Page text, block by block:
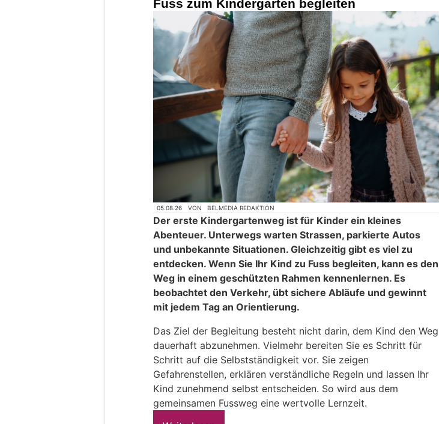
Fuss zum Kindergarten begleiten
05.08.26 VON BELMEDIA REDAKTION
Der erste Kindergartenweg ist für Kinder ein kleines
Abenteuer. Unterwegs warten Strassen, parkierte Autos
und unbekannte Situationen. Gleichzeitig gibt es viel zu
entdecken. Wenn Sie Ihr Kind zu Fuss begleiten, kann es den
Weg in einem geschützten Rahmen kennenlernen. Es
beobachtet den Verkehr, übt sichere Abläufe und gewinnt
mit jedem Tag an Orientierung.
Das Ziel der Begleitung besteht nicht darin, dem Kind den Weg
dauerhaft abzunehmen. Vielmehr bereiten Sie es Schritt für
Schritt auf die Selbstständigkeit vor. Sie zeigen
Gefahrenstellen, erklären verständliche Regeln und lassen Ihr
Kind zunehmend selbst entscheiden. So wird aus dem
gemeinsamen Fussweg eine wertvolle Lernzeit.